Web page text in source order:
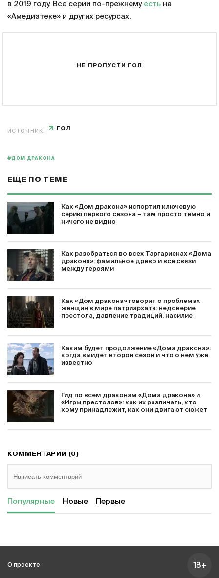
в 2019 году. Все серии по-прежнему есть на
«Амедиатеке» и других ресурсах.
НЕ ПРОПУСТИ ГОЛ
ИСТОЧНИК: ГОЛ
#ДОМ ДРАКОНА
ЕЩЕ ПО ТЕМЕ
Как «Дом дракона» испортил ключевую
серию первого сезона – там просто темно и
ничего не видно
Как разобраться во всех Таргариенах «Дома
дракона»: фамильное древо и все связи
между героями
Как «Дом дракона» говорит о проблемах
женщин в мире патриархата: недоверие
престола, давление традиций, насилие
Каким будет продолжение «Дома дракона»:
когда выйдет второй сезон и что о нем уже
известно
Гид по всем драконам «Дома дракона» и
«Игры престолов»: как их различать, кто
кому принадлежит, как они двигают сюжет
КОММЕНТАРИИ (0)
Популярные Новые Первые
О проекте 18+